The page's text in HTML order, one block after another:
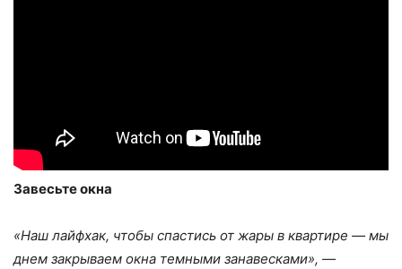
Завесьте окна
«Наш лайфхак, чтобы спастись от жары в квартире — мы
днем закрываем окна темными занавесками», —